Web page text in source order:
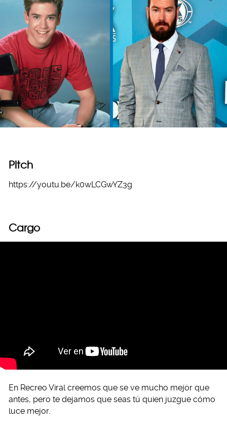
Pitch
https://youtu.be/k0wLCGwYZ3g
Cargo
En Recreo Viral creemos que se ve mucho mejor que
antes, pero te dejamos que seas tú quien juzgue cómo
luce mejor.